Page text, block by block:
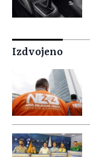
Izdvojeno